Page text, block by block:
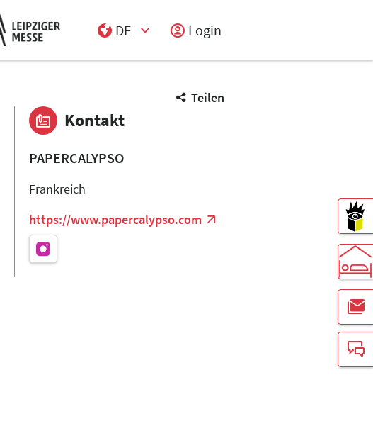
DE
Login
Teilen
Kontakt
PAPERCALYPSO
Frankreich
https://www.papercalypso.com